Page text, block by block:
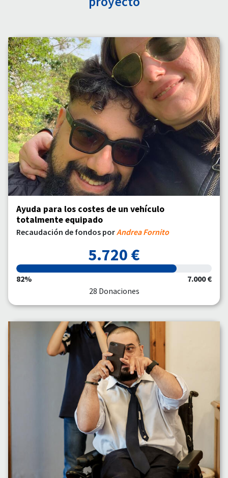
Ayuda para los costes de un vehículo
totalmente equipado
Recaudación de fondos porAndrea Fornito
5.720 €
82%
7.000 €
28 Donaciones